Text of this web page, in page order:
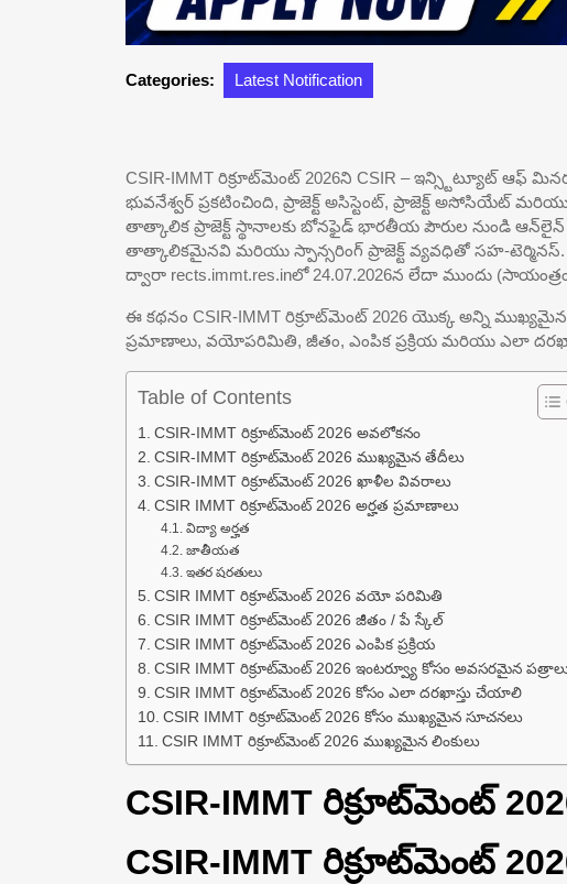
Categories: Latest Notification
CSIR-IMMT రిక్రూట్‌మెంట్ 2026ని CSIR – ఇన్స్టిట్యూట్ ఆఫ్
భువనేశ్వర్ ప్రకటించింది, ప్రాజెక్ట్ అసిస్టెంట్, ప్రాజెక్ట్ అసోసియేట్
తాత్కాలిక ప్రాజెక్ట్ స్థానాలకు బోనఫైడ్ భారతీయ పౌరుల నుండి ఆన్‌లైన్
తాత్కాలికమైనవి మరియు స్పాన్సరింగ్ ప్రాజెక్ట్ వ్యవధితో సహ-టెర్మినస్.
ద్వారా rects.immt.res.inలో 24.07.2026న లేదా ముందు
ఈ కథనం CSIR-IMMT రిక్రూట్‌మెంట్ 2026 యొక్క అన్ని
ప్రమాణాలు, వయోపరిమితి, జీతం, ఎంపిక ప్రక్రియ మరియు ఎలా
Table of Contents
CSIR-IMMT రిక్రూట్‌మెంట్ 2026 అవలోకనం
CSIR-IMMT రిక్రూట్‌మెంట్ 2026 ముఖ్యమైన తేదీలు
CSIR-IMMT రిక్రూట్‌మెంట్ 2026 ఖాళీల వివరాలు
CSIR IMMT రిక్రూట్‌మెంట్ 2026 అర్హత ప్రమాణాలు
విద్యా అర్హత
జాతీయత
ఇతర షరతులు
CSIR IMMT రిక్రూట్‌మెంట్ 2026 వయో పరిమితి
CSIR IMMT రిక్రూట్‌మెంట్ 2026 జీతం / పే స్కేల్
CSIR IMMT రిక్రూట్‌మెంట్ 2026 ఎంపిక ప్రక్రియ
CSIR IMMT రిక్రూట్‌మెంట్ 2026 ఇంటర్వ్యూ కోసం అవసరమైన
CSIR IMMT రిక్రూట్‌మెంట్ 2026 కోసం ఎలా దరఖాస్తు చేయాలి
CSIR IMMT రిక్రూట్‌మెంట్ 2026 కోసం ముఖ్యమైన సూచనలు
CSIR IMMT రిక్రూట్‌మెంట్ 2026 ముఖ్యమైన లింకులు
CSIR-IMMT రిక్రూట్‌మెంట్
CSIR-IMMT రిక్రూట్‌మెంట్